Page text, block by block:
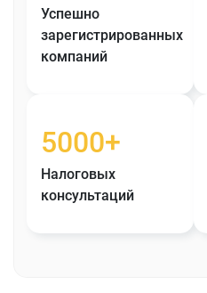
Успешно
зарегистрированных
компаний
5000+
Налоговых
консультаций